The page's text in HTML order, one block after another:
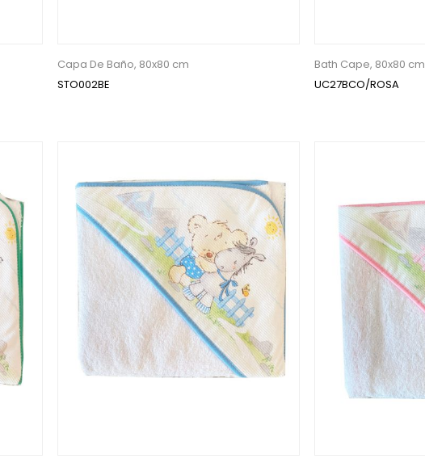
Capa De Baño, 80x80 cm
STO002BE
Bath Cape, 80x80 cm
UC27BCO/ROSA